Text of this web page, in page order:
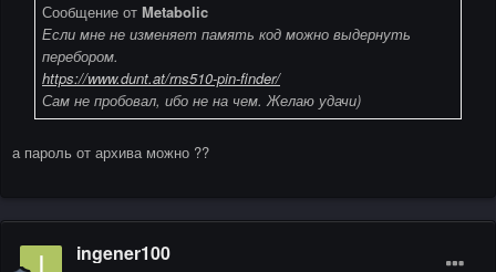
Сообщение от Metabolic
Если мне не изменяет память код можно выдернуть
перебором.
https://www.dunt.at/rns510-pin-finder/
Сам не пробовал, ибо не на чем. Желаю удачи)
а пароль от архива можно ??
ingener100